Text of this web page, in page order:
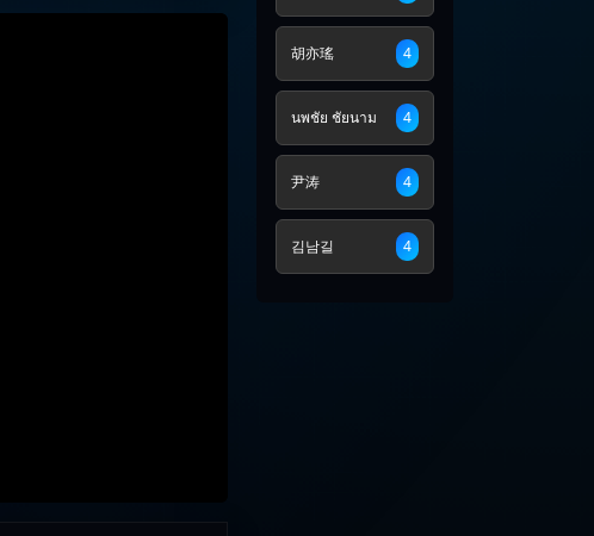
胡亦瑤 4
นพชัย ชัยนาม 4
尹涛 4
김남길 4